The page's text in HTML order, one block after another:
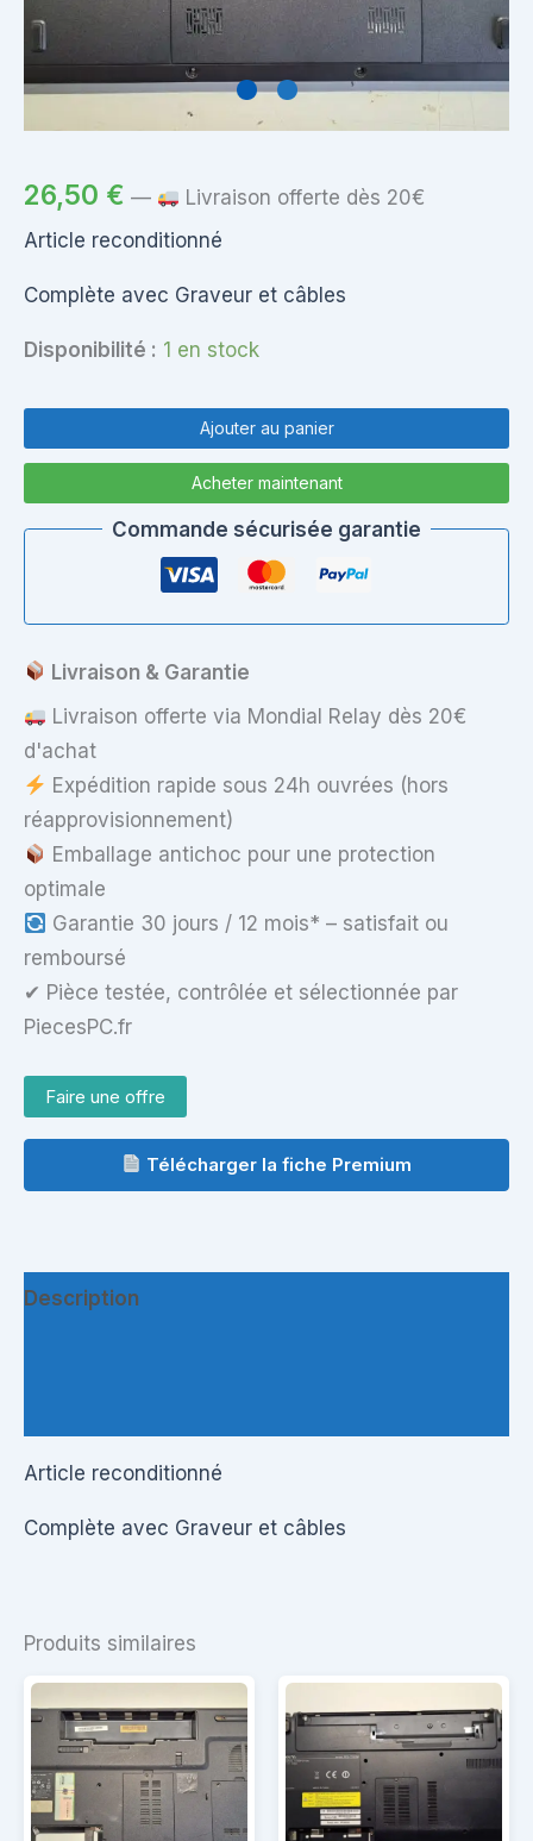
26,50 € —
Livraison offerte dès 20€
Article reconditionné
Complète avec Graveur et câbles
Disponibilité : 1 en stock
Bottom
Case
Ajouter au panier
Acheter maintenant
Commande sécurisée garantie
Livraison & Garantie
Livraison offerte via Mondial Relay dès 20€
d'achat
Expédition rapide sous 24h ouvrées (hors
réapprovisionnement)
Emballage antichoc pour une protection
optimale
Garantie 30 jours / 12 mois* – satisfait ou
remboursé
✔ Pièce testée, contrôlée et sélectionnée par
PiecesPC.fr
Faire une offre
Télécharger la fiche Premium
Description
Article reconditionné
Complète avec Graveur et câbles
Produits similaires